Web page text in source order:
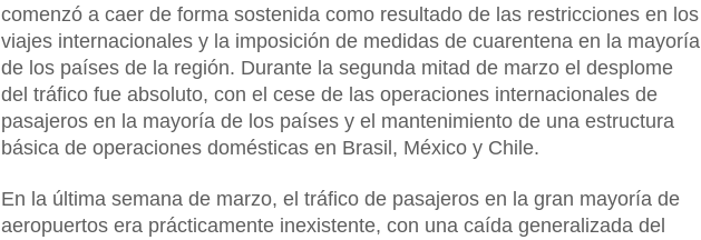
comenzó a caer de forma sostenida como resultado de las restricciones en los
viajes internacionales y la imposición de medidas de cuarentena en la mayoría
de los países de la región. Durante la segunda mitad de marzo el desplome
del tráfico fue absoluto, con el cese de las operaciones internacionales de
pasajeros en la mayoría de los países y el mantenimiento de una estructura
básica de operaciones domésticas en Brasil, México y Chile.
En la última semana de marzo, el tráfico de pasajeros en la gran mayoría de
aeropuertos era prácticamente inexistente, con una caída generalizada del